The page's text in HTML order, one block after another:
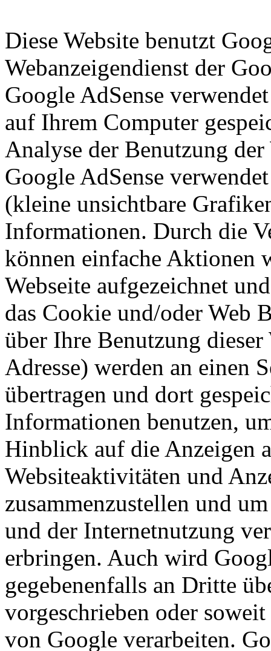
Diese Website benutzt
Webanzeigendienst der
Google AdSense
auf Ihrem Computer
Analyse der Benutzung
Google AdSense
(kleine unsichtbare
Informationen. Durch die
können einfache Aktionen
Webseite aufgezeichnet
das Cookie und/oder Web
über Ihre Benutzung
Adresse) werden an einen
übertragen und dort
Informationen benutzen,
Hinblick auf die Anzeigen
Websiteaktivitäten und
zusammenzustellen und
und der Internetnutzung
erbringen. Auch wird
gegebenenfalls an Dritte
vorgeschrieben oder
von Google verarbeiten.